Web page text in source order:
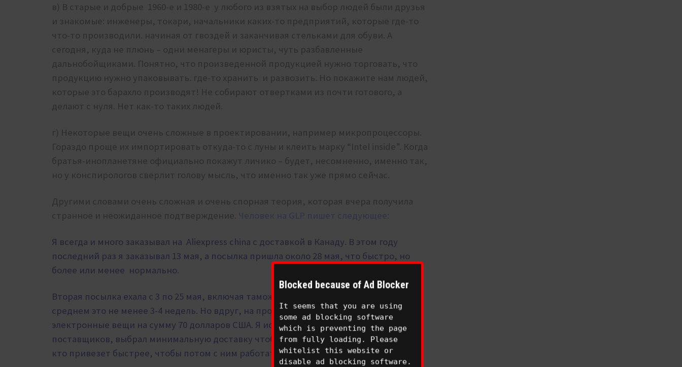
Blocked because of Ad Blocker
It seems that you are using
some ad blocking software
which is preventing the page
from fully loading. Please
whitelist this website or
disable ad blocking software.
в) В старые и добрые 1960-е и 1980-е у любого из взятых на выбор людей были друзья
и знакомые: инженеры, токари, начальники каких-то предприятий, которые где-то
что-то производили. начиная от гвоздей и заканчивая стельками для обуви. А
сегодня, куда не плюнь – одни менагеры и юристы, чуть разбавленные
дальнобойщиками. Понятно, что произведенной продукцией нужно торговать, что
продукцию нужно упаковывать. где-то хранить и развозить. Но покажите нам людей,
которые это барахло производят! Не собирают отвертками из почти готового, а
делают с нуля. Нет как-то таких людей.
г) Некоторые вещи очень сложные в проектировании, например микропроцессоры.
Гораздо проще их импортировать откуда-то с луны и клеить марку “Intel inside”. Когда
братья-инопланетяне официально покажут личико – будет, несомненно, именно так,
но у конспирологов сверлит голову мысль, что именно так уже прямо сейчас.
Другими словами очень сложная и очень спорная теория, которая вчера получила
странное и неожиданное подтверждение. Человек на GLP пишет следующее:
Я всегда и много заказывал на Aliexpress china c доставкой в Канаду. В этом году
последний раз я заказывал 13 мая, а посылка пришла около 28 мая, что быстро, но
более или менее нормально.
Вторая посылка ехала с 3 по 25 мая, включая таможенное оформление,
среднем это не менее 3-4 недель. Но вдруг, на прошлой неделея заказал кое-какие
электронные вещи на сумму 70 долларов США. Я использовал двух разных
поставщиков, выбрал минимальную доставку чтобы без оплаты и хотел отследить –
кто привезет быстрее, чтобы потом с ним работать.